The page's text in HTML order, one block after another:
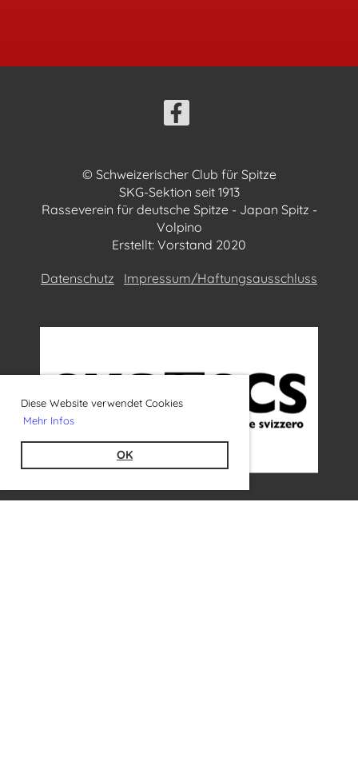
Diese Website verwendet Cookies
Mehr Infos
OK
© Schweizerischer Club für Spitze
SKG-Sektion seit 1913
Rasseverein für deutsche Spitze - Japan Spitz -
Volpino
Erstellt: Vorstand 2020
Datenschutz Impressum/Haftungsausschluss